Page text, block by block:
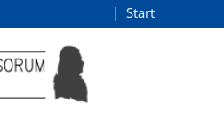
Start